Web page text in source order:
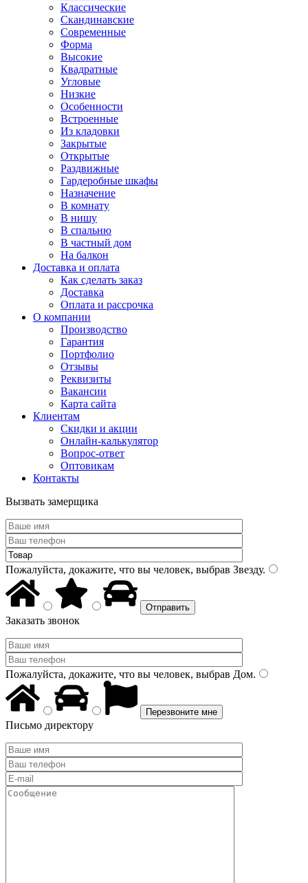
Классические
Скандинавские
Современные
Форма
Высокие
Квадратные
Угловые
Низкие
Особенности
Встроенные
Из кладовки
Закрытые
Открытые
Раздвижные
Гардеробные шкафы
Назначение
В комнату
В нишу
В спальню
В частный дом
На балкон
Доставка и оплата
Как сделать заказ
Доставка
Оплата и рассрочка
О компании
Производство
Гарантия
Портфолио
Отзывы
Реквизиты
Вакансии
Карта сайта
Клиентам
Скидки и акции
Онлайн-калькулятор
Вопрос-ответ
Оптовикам
Контакты
Вызвать замерщика
Пожалуйста, докажите, что вы человек, выбрав Звезду.
Заказать звонок
Пожалуйста, докажите, что вы человек, выбрав Дом.
Письмо директору